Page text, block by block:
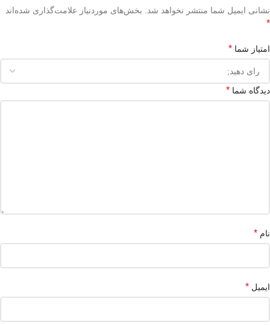
نشانی ایمیل شما منتشر نخواهد شد. بخش‌های موردنیاز علامت‌گذاری شده‌اند
*
امتیاز شما *
دیدگاه شما *
نام *
ایمیل *